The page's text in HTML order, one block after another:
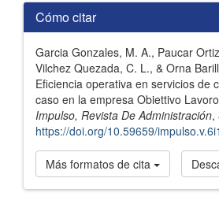
Cómo citar
Garcia Gonzales, M. A., Paucar
Vilchez Quezada, C. L., & Orna
Eficiencia operativa en servicios de
caso en la empresa Obiettivo
Impulso, Revista De Administración,
https://doi.org/10.59659/
Más formatos de cita